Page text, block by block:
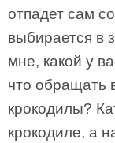
отпадет сам
выбирается в
мне, какой у
что обращать
крокодилы?
крокодиле, а